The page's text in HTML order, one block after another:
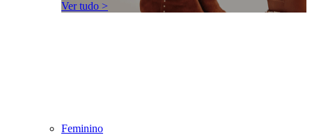
Ver tudo >
Feminino